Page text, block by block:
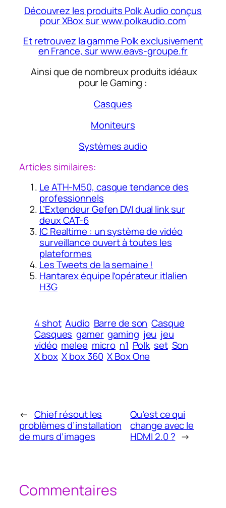
Découvrez les produits Polk Audio conçus
pour XBox sur www.polkaudio.com
Et retrouvez la gamme Polk exclusivement
en France, sur www.eavs-groupe.fr
Ainsi que de nombreux produits idéaux
pour le Gaming :
Casques
Moniteurs
Systèmes audio
Articles similaires:
Le ATH-M50, casque tendance des
professionnels
L’Extendeur Gefen DVI dual link sur
deux CAT-6
IC Realtime : un système de vidéo
surveillance ouvert à toutes les
plateformes
Les Tweets de la semaine !
Hantarex équipe l’opérateur itlalien
H3G
4 shot Audio Barre de son Casque
Casques gamer gaming jeu jeu
vidéo melee micro n1 Polk set Son
X box X box 360 X Box One
← Chief résout les
problèmes d’installation
de murs d’images
Qu’est ce qui
change avec le
HDMI 2.0 ? →
Commentaires